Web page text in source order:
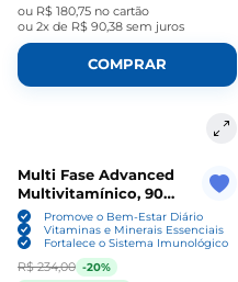
ou R$ 180,75 no cartão
ou 2x de R$ 90,38 sem juros
COMPRAR
Multi Fase Advanced
Multivitamínico, 90
Cápsulas, Landerfit
Promove o Bem-Estar Diário
Vitaminas e Minerais Essenciais
Fortalece o Sistema Imunológico
R$ 234,00 -20%